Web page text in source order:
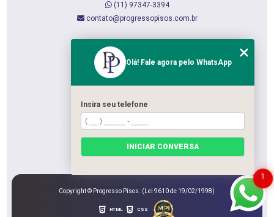
(11) 97347-3394
contato@progressopisos.com.br
QUEM SOMOS
SERVIÇOS
CATEGORIAS
Copyright © Progresso Pisos. (Lei 9610 de 19/02/1998)
HTML CSS
1
Olá! Fale agora pelo WhatsApp
Insira seu telefone
INICIAR CONVERSA